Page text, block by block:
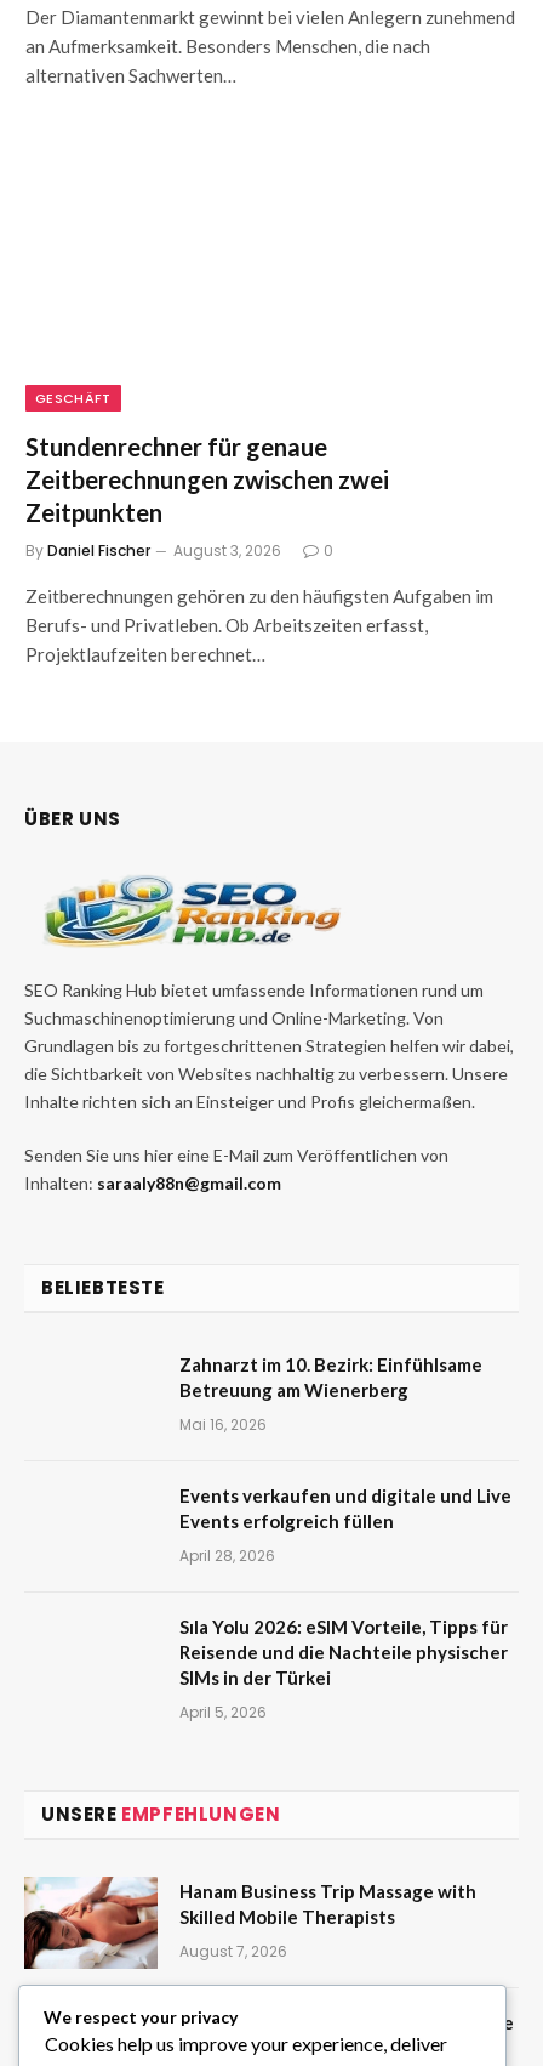
Der Diamantenmarkt gewinnt bei vielen Anlegern zunehmend
an Aufmerksamkeit. Besonders Menschen, die nach
alternativen Sachwerten…
GESCHÄFT
Stundenrechner für genaue
Zeitberechnungen zwischen zwei
Zeitpunkten
ByDaniel Fischer August 3, 2026 0
Zeitberechnungen gehören zu den häufigsten Aufgaben im
Berufs- und Privatleben. Ob Arbeitszeiten erfasst,
Projektlaufzeiten berechnet…
ÜBER UNS
SEO Ranking Hub bietet umfassende Informationen rund um
Suchmaschinenoptimierung und Online-Marketing. Von
Grundlagen bis zu fortgeschrittenen Strategien helfen wir dabei,
die Sichtbarkeit von Websites nachhaltig zu verbessern. Unsere
Inhalte richten sich an Einsteiger und Profis gleichermaßen.
Senden Sie uns hier eine E-Mail zum Veröffentlichen von
Inhalten: saraaly88n@gmail.com
BELIEBTESTE
Zahnarzt im 10. Bezirk: Einfühlsame
Betreuung am Wienerberg
Mai 16, 2026
Events verkaufen und digitale und Live
Events erfolgreich füllen
April 28, 2026
Sıla Yolu 2026: eSIM Vorteile, Tipps für
Reisende und die Nachteile physischer
SIMs in der Türkei
April 5, 2026
UNSERE EMPFEHLUNGEN
Hanam Business Trip Massage with
Skilled Mobile Therapists
August 7, 2026
Create Random Picks Instantly with the
Wheel of Names Tool on ClassTools24
We respect your privacy
Cookies help us improve your experience, deliver